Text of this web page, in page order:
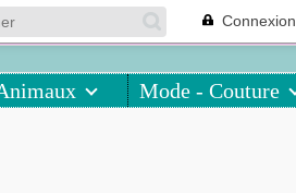
Connexion
Mode - Couture